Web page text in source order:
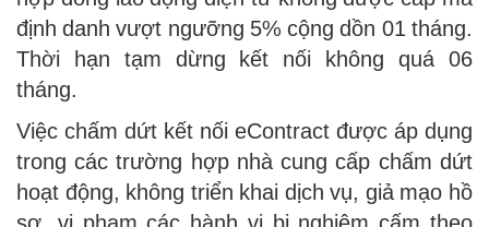
định danh vượt ngưỡng 5% cộng dồn 01 tháng.
Thời hạn tạm dừng kết nối không quá 06
tháng.
Việc chấm dứt kết nối eContract được áp dụng
trong các trường hợp nhà cung cấp chấm dứt
hoạt động, không triển khai dịch vụ, giả mạo hồ